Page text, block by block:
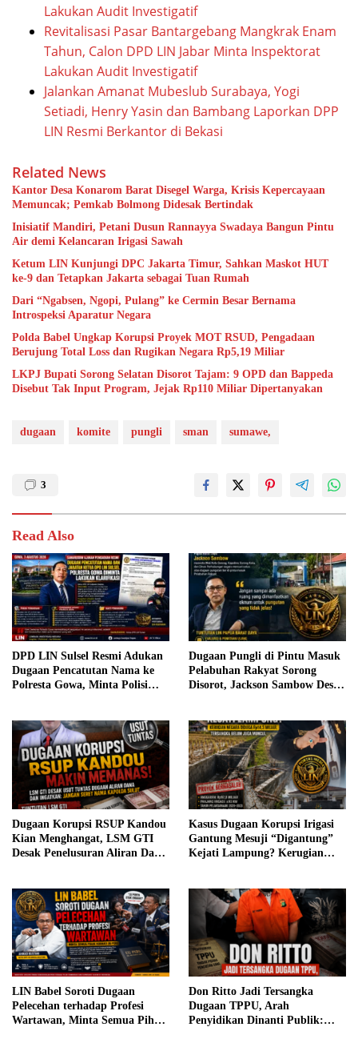
Lakukan Audit Investigatif
Revitalisasi Pasar Bantargebang Mangkrak Enam
Tahun, Calon DPD LIN Jabar Minta Inspektorat
Lakukan Audit Investigatif
Jalankan Amanat Mubeslub Surabaya, Yogi
Setiadi, Henry Yasin dan Bambang Laporkan DPP
LIN Resmi Berkantor di Bekasi
Related News
Kantor Desa Konarom Barat Disegel Warga, Krisis Kepercayaan
Memuncak; Pemkab Bolmong Didesak Bertindak
Inisiatif Mandiri, Petani Dusun Rannayya Swadaya Bangun Pintu
Air demi Kelancaran Irigasi Sawah
Ketum LIN Kunjungi DPC Jakarta Timur, Sahkan Maskot HUT
ke-9 dan Tetapkan Jakarta sebagai Tuan Rumah
Dari “Ngabsen, Ngopi, Pulang” ke Cermin Besar Bernama
Introspeksi Aparatur Negara
Polda Babel Ungkap Korupsi Proyek MOT RSUD, Pengadaan
Berujung Total Loss dan Rugikan Negara Rp5,19 Miliar
LKPJ Bupati Sorong Selatan Disorot Tajam: 9 OPD dan Bappeda
Disebut Tak Input Program, Jejak Rp110 Miliar Dipertanyakan
dugaan komite pungli sman sumawe,
3
Read Also
DPD LIN Sulsel Resmi Adukan
Dugaan Pencatutan Nama ke
Polresta Gowa, Minta Polisi
Dugaan Pungli di Pintu Masuk
Pelabuhan Rakyat Sorong
Disorot, Jackson Sambow Desak
Dugaan Korupsi RSUP Kandou
Kian Menghangat, LSM GTI
Desak Penelusuran Aliran Dana
Kasus Dugaan Korupsi Irigasi
Gantung Mesuji “Digantung”
Kejati Lampung? Kerugian
LIN Babel Soroti Dugaan
Pelecehan terhadap Profesi
Wartawan, Minta Semua Pihak
Don Ritto Jadi Tersangka
Dugaan TPPU, Arah
Penyidikan Dinanti Publik: